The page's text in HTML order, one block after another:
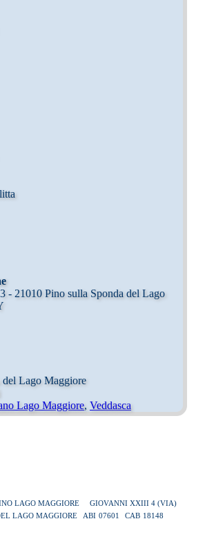
- 21010 Pino sulla Sponda del Lago
del Lago Maggiore
Lago Maggiore, Veddasca
LAGO MAGGIORE
GIOVANNI XXIII 4 (VIA)
LAGO MAGGIORE
ABI 07601 CAB 18148